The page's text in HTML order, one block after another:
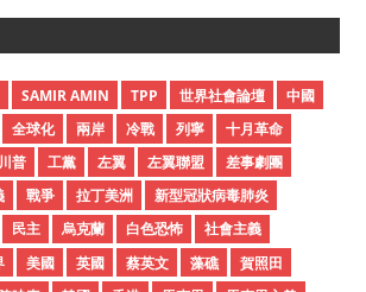
SAMIR AMIN TPP 世界社會論壇
中國
全球化 兩岸 冷戰 列寧
十月革命
川普 工黨 左翼 左翼聯盟
差事劇團
戰爭 拉丁美洲
新型冠狀病毒肺炎
民主 烏克蘭 白色恐怖
社會主義
美國 英國 蔡英文 藻礁
賀照田